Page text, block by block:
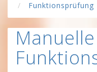
Funktionsprüfung
Manuelle